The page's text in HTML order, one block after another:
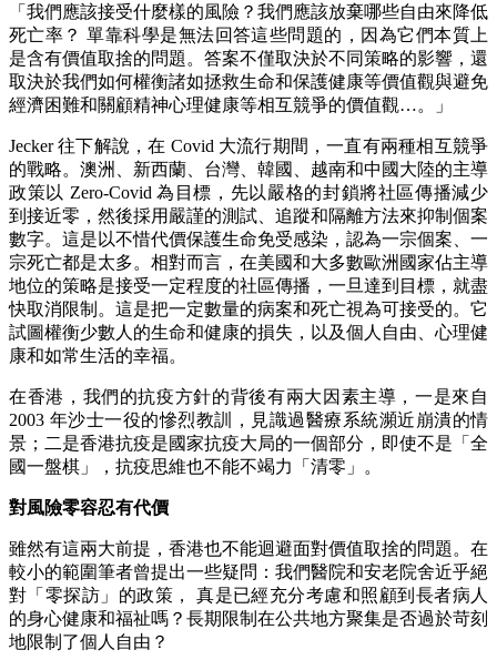
「我們應該接受什麼樣的風險？我們應該放棄哪些自由來降低
死亡率？ 單靠科學是無法回答這些問題的，因為它們本質上
是含有價值取捨的問題。答案不僅取決於不同策略的影響，還
取決於我們如何權衡諸如拯救生命和保護健康等價值觀與避免
經濟困難和關顧精神心理健康等相互競爭的價值觀…。」
Jecker 往下解說，在 Covid 大流行期間，一直有兩種相互競爭
的戰略。澳洲、新西蘭、台灣、韓國、越南和中國大陸的主導
政策以 Zero-Covid 為目標，先以嚴格的封鎖將社區傳播減少
到接近零，然後採用嚴謹的測試、追蹤和隔離方法來抑制個案
數字。這是以不惜代價保護生命免受感染，認為一宗個案、一
宗死亡都是太多。相對而言，在美國和大多數歐洲國家佔主導
地位的策略是接受一定程度的社區傳播，一旦達到目標，就盡
快取消限制。這是把一定數量的病案和死亡視為可接受的。它
試圖權衡少數人的生命和健康的損失，以及個人自由、心理健
康和如常生活的幸福。
在香港，我們的抗疫方針的背後有兩大因素主導，一是來自
2003 年沙士一役的慘烈教訓，見識過醫療系統瀕近崩潰的情
景；二是香港抗疫是國家抗疫大局的一個部分，即使不是「全
國一盤棋」，抗疫思維也不能不竭力「清零」。
對風險零容忍有代價
雖然有這兩大前提，香港也不能迴避面對價值取捨的問題。在
較小的範圍筆者曾提出一些疑問：我們醫院和安老院舍近乎絕
對「零探訪」的政策， 真是已經充分考慮和照顧到長者病人
的身心健康和福祉嗎？長期限制在公共地方聚集是否過於苛刻
地限制了個人自由？